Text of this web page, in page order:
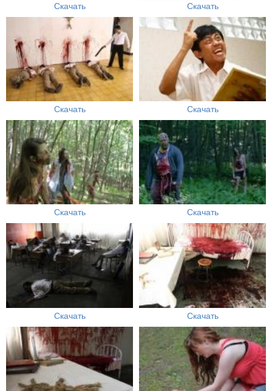
Скачать Скачать
Скачать Скачать
Скачать Скачать
Скачать Скачать